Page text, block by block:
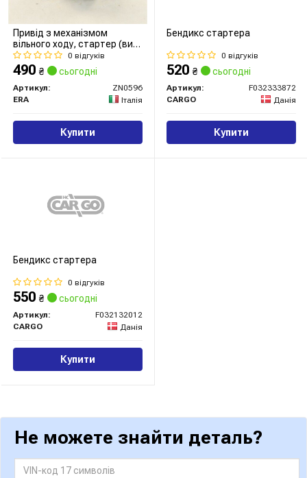
Привід з механізмом
вільного ходу, стартер (вир-
во ZEN)
0 відгуків
490 ₴ сьогодні
Артикул:
ZN0596
ERA
Італія
Купити
Бендикс стартера
0 відгуків
520 ₴ сьогодні
Артикул:
F032333872
CARGO
Данія
Купити
Бендикс стартера
0 відгуків
550 ₴ сьогодні
Артикул:
F032132012
CARGO
Данія
Купити
Не можете знайти деталь?